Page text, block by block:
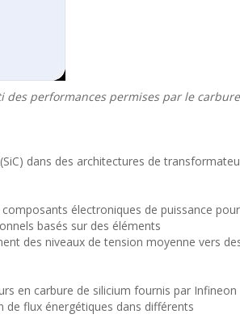
performances permises par le
dans des architectures de
électroniques de puissance pour
basés sur des éléments
des niveaux de tension moyenne vers
en carbure de silicium fournis par Infineon
flux énergétiques dans différents